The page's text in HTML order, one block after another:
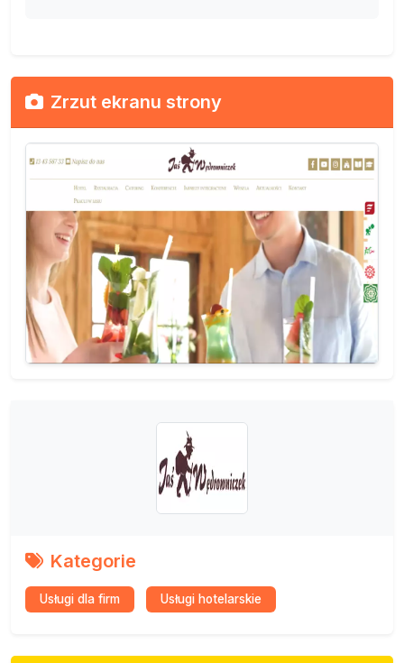
Zrzut ekranu strony
Kategorie
Usługi dla firm Usługi hotelarskie